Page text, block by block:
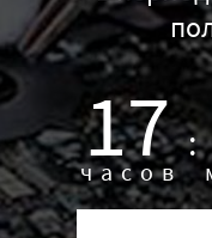
17 :
часов